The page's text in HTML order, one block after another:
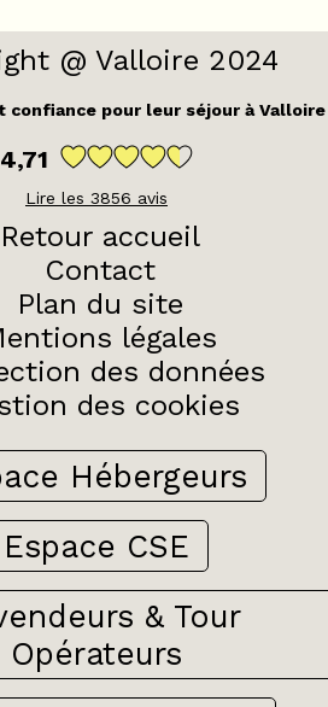
@ Valloire 2024
confiance pour leur séjour à Valloire
4,71
Lire les 3856 avis
Retour accueil
Contact
Plan du site
légales
des données
des cookies
Hébergeurs
Espace CSE
& Tour
Opérateurs